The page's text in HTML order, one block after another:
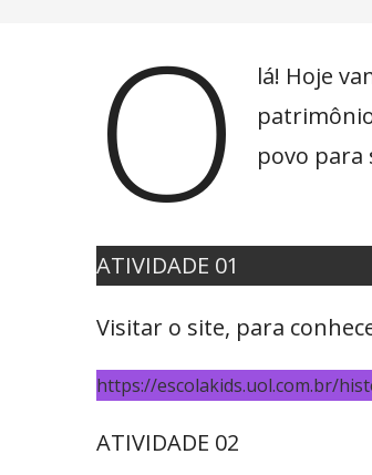
O
lá! Hoje
povo
ATIVIDADE 01
Visitar o site, para
https://escolakids.uol.com.br/
ATIVIDADE 02